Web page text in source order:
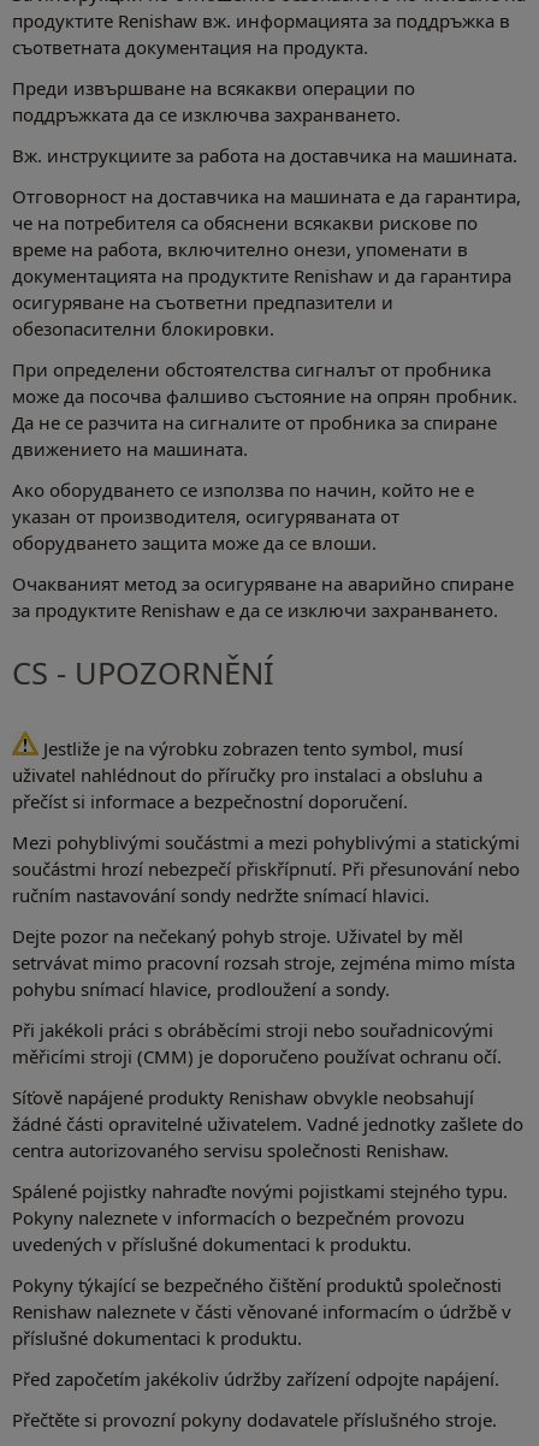
продуктите Renishaw вж. информацията за поддръжка в
съответната документация на продукта.
Преди извършване на всякакви операции по
поддръжката да се изключва захранването.
Вж. инструкциите за работа на доставчика на машината.
Отговорност на доставчика на машината е да гарантира,
че на потребителя са обяснени всякакви рискове по
време на работа, включително онези, упоменати в
документацията на продуктите Renishaw и да гарантира
осигуряване на съответни предпазители и
обезопасителни блокировки.
При определени обстоятелства сигналът от пробника
може да посочва фалшиво състояние на опрян пробник.
Да не се разчита на сигналите от пробника за спиране
движението на машината.
Ако оборудването се използва по начин, който не е
указан от производителя, осигуряваната от
оборудването защита може да се влоши.
Очакваният метод за осигуряване на аварийно спиране
за продуктите Renishaw е да се изключи захранването.
CS - UPOZORNĚNÍ
Jestliže je na výrobku zobrazen tento symbol, musí
uživatel nahlédnout do příručky pro instalaci a obsluhu a
přečíst si informace a bezpečnostní doporučení.
Mezi pohyblivými součástmi a mezi pohyblivými a statickými
součástmi hrozí nebezpečí přiskřípnutí. Při přesunování nebo
ručním nastavování sondy nedržte snímací hlavici.
Dejte pozor na nečekaný pohyb stroje. Uživatel by měl
setrvávat mimo pracovní rozsah stroje, zejména mimo místa
pohybu snímací hlavice, prodloužení a sondy.
Při jakékoli práci s obráběcími stroji nebo souřadnicovými
měřicími stroji (CMM) je doporučeno používat ochranu očí.
Síťově napájené produkty Renishaw obvykle neobsahují
žádné části opravitelné uživatelem. Vadné jednotky zašlete do
centra autorizovaného servisu společnosti Renishaw.
Spálené pojistky nahraďte novými pojistkami stejného typu.
Pokyny naleznete v informacích o bezpečném provozu
uvedených v příslušné dokumentaci k produktu.
Pokyny týkající se bezpečného čištění produktů společnosti
Renishaw naleznete v části věnované informacím o údržbě v
příslušné dokumentaci k produktu.
Před započetím jakékoliv údržby zařízení odpojte napájení.
Přečtěte si provozní pokyny dodavatele příslušného stroje.